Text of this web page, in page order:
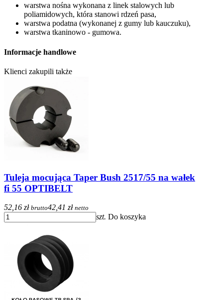
warstwa nośna wykonana z linek stalowych lub
poliamidowych, która stanowi rdzeń pasa,
warstwa podatna (wykonanej z gumy lub kauczuku),
warstwa tkaninowo - gumowa.
Informacje handlowe
Klienci zakupili także
Tuleja mocująca Taper Bush 2517/55 na wałek
fi 55 OPTIBELT
52,16 zł brutto42,41 zł netto
szt. Do koszyka